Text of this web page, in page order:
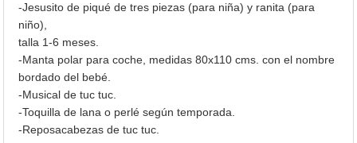
-Jesusito de piqué de tres piezas (para niña) y ranita (para
niño),
talla 1-6 meses.
-Manta polar para coche, medidas 80x110 cms. con el nombre
bordado del bebé.
-Musical de tuc tuc.
-Toquilla de lana o perlé según temporada.
-Reposacabezas de tuc tuc.